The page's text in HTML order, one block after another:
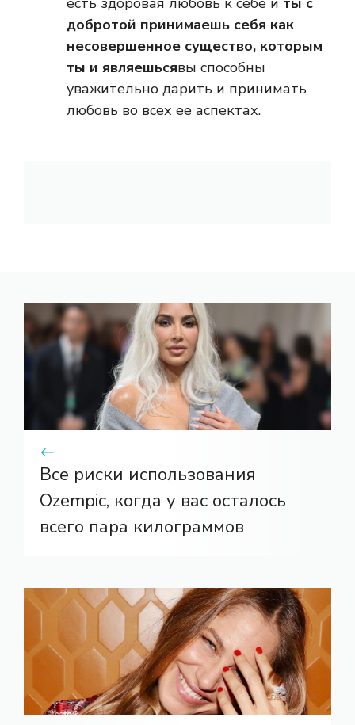
добротой принимаешь себя как
несовершенное существо, которым
ты и являешьсявы способны
уважительно дарить и принимать
любовь во всех ее аспектах.
Все риски использования
Ozempic, когда у вас осталось
всего пара килограммов